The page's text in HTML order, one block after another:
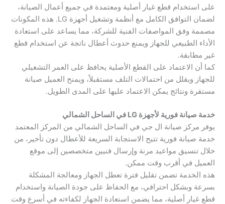
على استخدام قطع غيار أصلية ومعتمدة في جميع أعمال الصيانة،
لضمان التوافق الكامل مع أنظمة وتشغيل أجهزة LG. هذه المكونات
مصممة وفق المواصفات الفنية للشركة، مما يساعد على استعادة
الأداء الطبيعي للجهاز ويمنع حدوث أعطال ناتجة عن استخدام قطع
غير مطابقة.
كما أن الاعتماد على القطع الأصلية يحافظ على العمر التشغيلي
للجهاز ويقلل من احتمالات التلف مستقبلاً، ويمنح العميل صيانة
مستقرة ونتائج يمكن الاعتماد عليها على المدى الطويل.
خدمة صيانة فورية لأجهزة LG في الساحل الشمالي
يوفر مركز صيانة ال جي في الساحل الشمالي من المركز المعتمد
خدمة صيانة فورية تتيح الاستجابة السريعة للأعطال دون تأخير، من
خلال تنسيق مواعيد مرنة وإرسال فنيين متخصصين إلى موقع
العميل في أقرب وقت ممكن.
هذه الخدمة تضمن تقليل فترة تعطل الجهاز ومعالجة المشكلة
بسرعة وبشكل احترافي، مع الحفاظ على جودة الصيانة واستخدام
قطع غيار أصلية، مما يضمن استعادة الجهاز لكفاءته في أسرع وقت